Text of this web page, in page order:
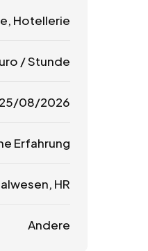
Hotellerie
/ Stunde
25/08/2026
Erfahrung
HR
Andere